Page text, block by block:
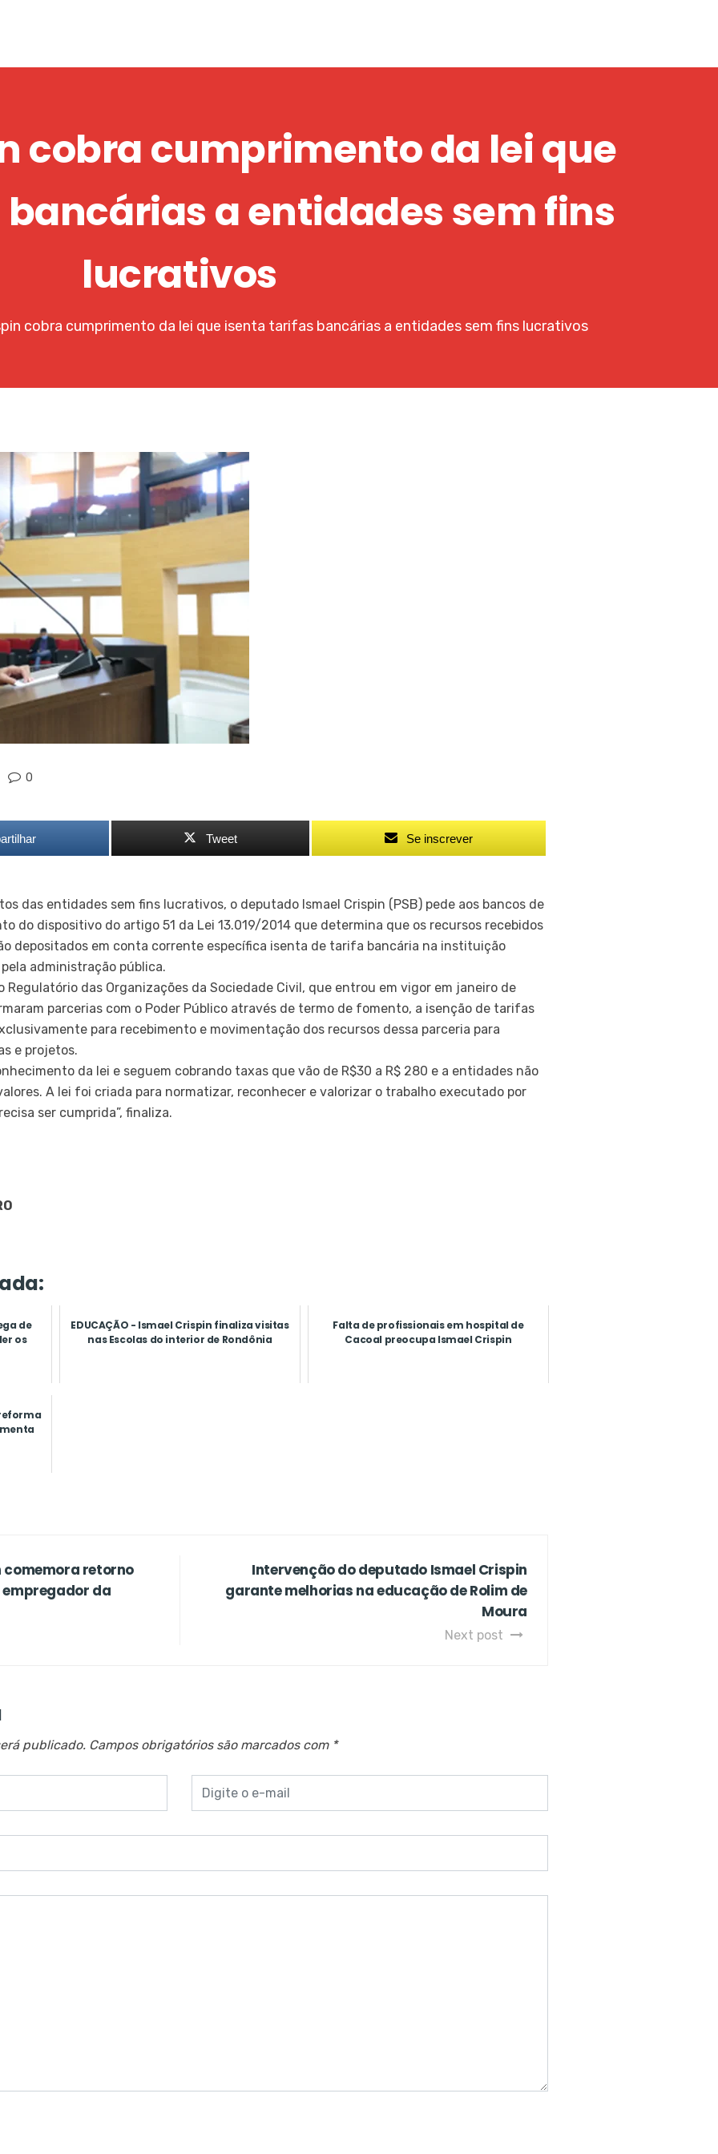
cobra cumprimento da lei que
a entidades sem fins
lucrativos
cobra cumprimento da lei que isenta tarifas bancárias a entidades sem fins lucrativos
0
Tweet Se inscrever
das entidades sem fins lucrativos, o deputado Ismael Crispin (PSB) pede aos bancos de
do dispositivo do artigo 51 da Lei 13.019/2014 que determina que os recursos recebidos
depositados em conta corrente específica isenta de tarifa bancária na instituição
administração pública.
Regulatório das Organizações da Sociedade Civil, que entrou em vigor em janeiro de
parcerias com o Poder Público através de termo de fomento, a isenção de tarifas
para recebimento e movimentação dos recursos dessa parceria para
e projetos.
da lei e seguem cobrando taxas que vão de R$30 a R$ 280 e a entidades não
A lei foi criada para normatizar, reconhecer e valorizar o trabalho executado por
ser cumprida”, finaliza.
de
os
EDUCAÇÃO - Ismael Crispin finaliza visitas
nas Escolas do interior de Rondônia
Falta de profissionais em hospital de
Cacoal preocupa Ismael Crispin
comemora retorno
da
Intervenção do deputado Ismael Crispin
garante melhorias na educação de Rolim de
Moura
Next post
publicado. Campos obrigatórios são marcados com *